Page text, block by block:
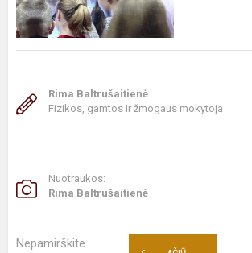
Rima Baltrušaitienė
Fizikos, gamtos ir žmogaus mokytoja
Nuotraukos:
Rima Baltrušaitienė
Nepamirškite